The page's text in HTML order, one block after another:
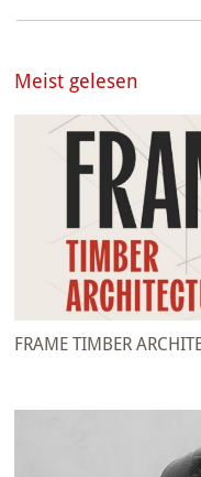
Meist gelesen
FRAME TIMBER